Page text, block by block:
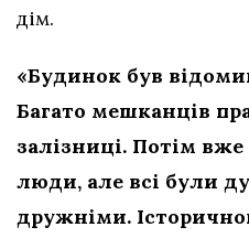
дім.
«Будинок був
Багато мешканців
залізниці. Потім
люди, але всі були
дружніми.